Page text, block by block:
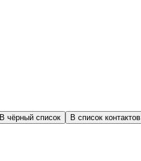
В чёрный список В список контактов